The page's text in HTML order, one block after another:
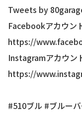
Tweets by
Facebookアカウン
https://
Instagramアカウン
https://
#510ブル #ブルー